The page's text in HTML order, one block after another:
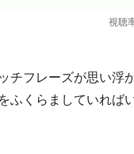
グラ
フレーズが思い浮
くらましていれば